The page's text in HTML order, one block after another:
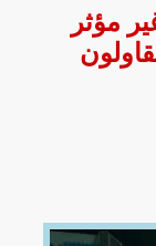
مؤثر